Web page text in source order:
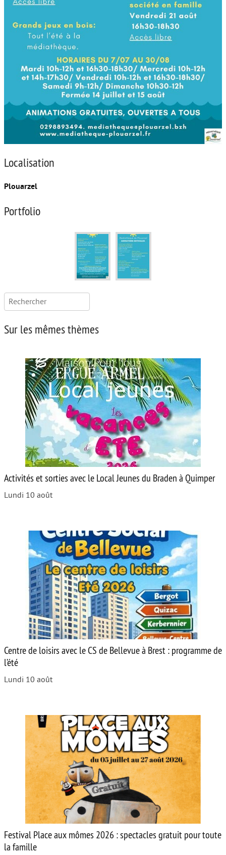
Localisation
Plouarzel
Portfolio
Rechercher :
Sur les mêmes thèmes
Activités et sorties avec le Local Jeunes du Braden à Quimper
Lundi 10 août
Centre de loisirs avec le CS de Bellevue à Brest : programme de
l’été
Lundi 10 août
Festival Place aux mômes 2026 : spectacles gratuit pour toute
la famille